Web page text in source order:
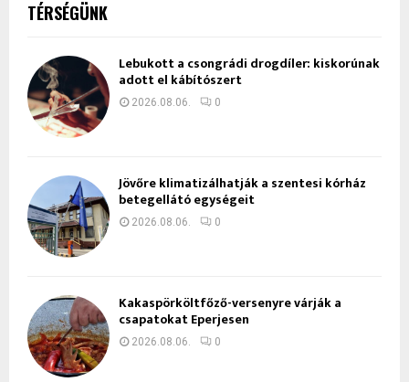
TÉRSÉGÜNK
Lebukott a csongrádi drogdíler: kiskorúnak
adott el kábítószert
2026.08.06. 0
Jövőre klimatizálhatják a szentesi kórház
betegellátó egységeit
2026.08.06. 0
Kakaspörköltfőző-versenyre várják a
csapatokat Eperjesen
2026.08.06. 0